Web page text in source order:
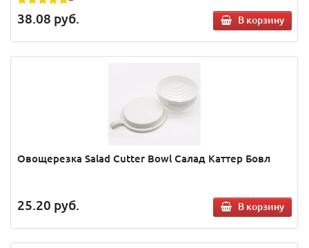
38.08 руб. В корзину
Овощерезка Salad Cutter Bowl Салад Каттер Бовл
25.20 руб. В корзину